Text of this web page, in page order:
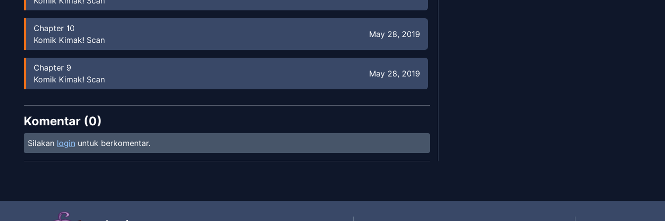
Chapter 10
Komik Kimak! Scan
May 28, 2019
Chapter 9
Komik Kimak! Scan
May 28, 2019
Chapter8
Komik Kimak! Scan
Chapter7
Komik Kimak! Scan
May 24, 2019
Komentar (0)
Silakan login untuk berkomentar.